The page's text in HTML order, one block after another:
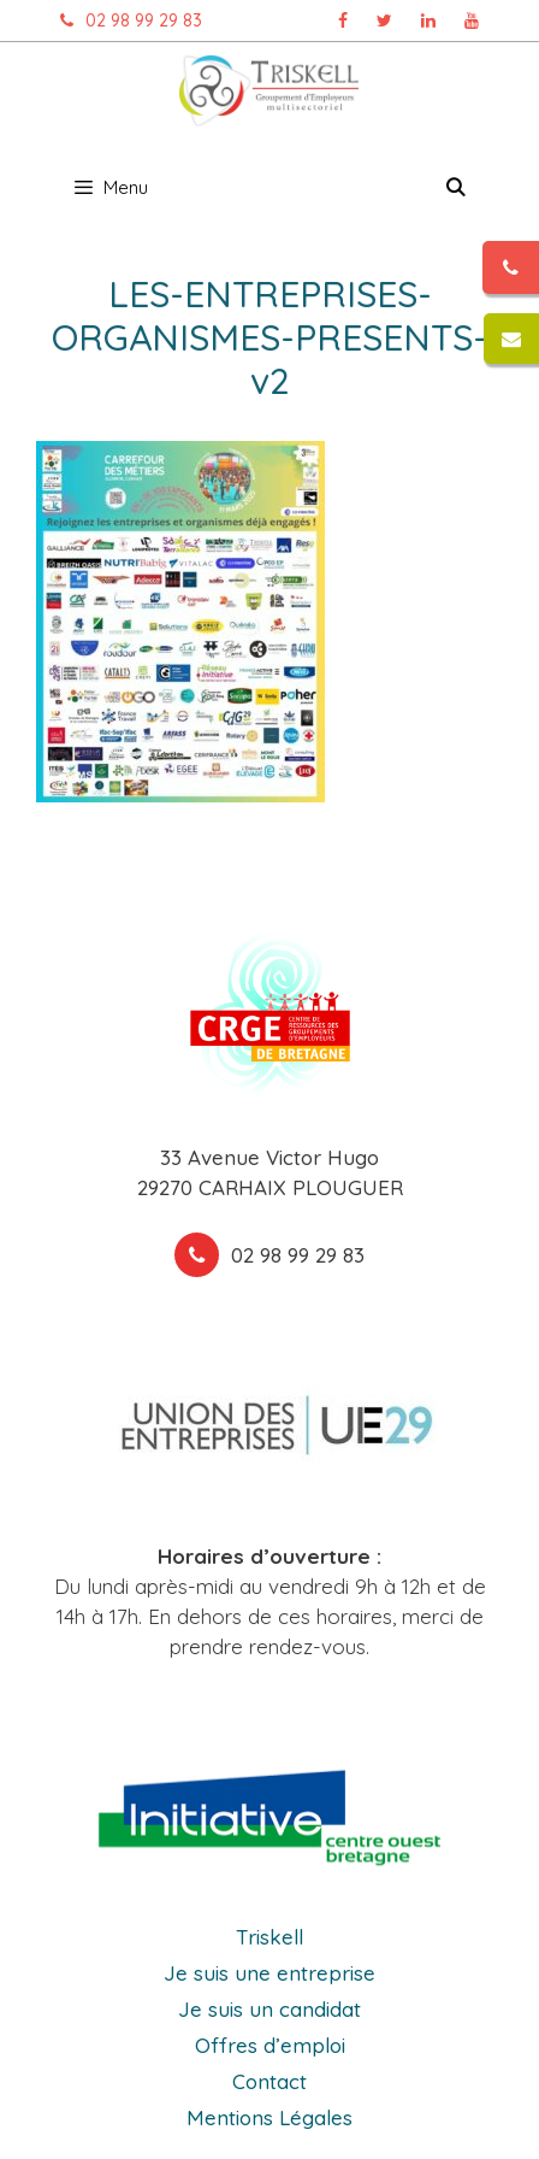
au
02 98 99 29 83
Menu
LES-ENTREPRISES-
ORGANISMES-PRESENTS-
v2
33 Avenue Victor Hugo
29270 CARHAIX PLOUGUER
02 98 99 29 83
Horaires d’ouverture :
Du lundi après-midi au vendredi 9h à 12h et de
14h à 17h. En dehors de ces horaires, merci de
prendre rendez-vous.
Triskell
Je suis une entreprise
Je suis un candidat
Offres d’emploi
Contact
Mentions Légales